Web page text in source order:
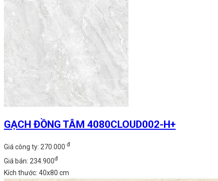
GẠCH ĐỒNG TÂM 4080CLOUD002-H+
Giá công ty: 270.000 đ
Giá bán: 234.900đ
Kích thước: 40x80 cm